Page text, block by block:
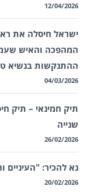
12/04/2026
ישראל חיסלה את
המהפכה והאיש שעמד
ההתנקשות בנשיא
04/03/2026
תיק חמינאי – תיק
שנייה
26/02/2026
נא להכיר: "העיניים
20/02/2026